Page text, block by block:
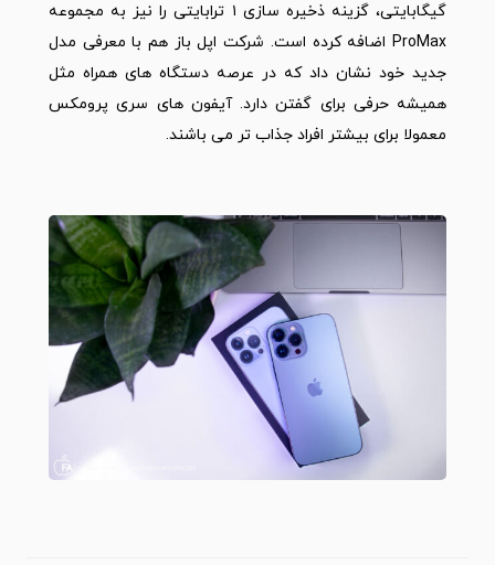
گیگابایتی، گزینه ذخیره سازی ۱ ترابایتی را نیز به مجموعه
ProMax اضافه کرده است. شرکت اپل باز هم با معرفی مدل
جدید خود نشان داد که در عرصه دستگاه های همراه مثل
همیشه حرفی برای گفتن دارد. آیفون های سری پرومکس
معمولا برای بیشتر افراد جذاب تر می باشند.